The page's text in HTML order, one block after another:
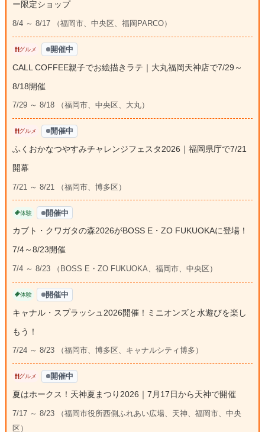
ー限定ショップ
8/4 ～ 8/17 （福岡市、中央区、福岡PARCO）
グルメ 開催中
CALL COFFEE親子でお絵描きラテ｜大丸福岡天神店で7/29～
8/18開催
7/29 ～ 8/18 （福岡市、中央区、大丸）
グルメ 開催中
ふくおかなつやすみチャレンジフェスタ2026｜福岡県庁で7/21
開幕
7/21 ～ 8/21 （福岡市、博多区）
体験 開催中
カブト・クワガタの森2026がBOSS E・ZO FUKUOKAに登場！
7/4～8/23開催
7/4 ～ 8/23 （BOSS E・ZO FUKUOKA、福岡市、中央区）
体験 開催中
キャナル・スプラッシュ2026開催！ミニオンズと水遊びを楽し
もう！
7/24 ～ 8/23 （福岡市、博多区、キャナルシティ博多）
グルメ 開催中
夏はホークス！天神夏まつり2026｜7月17日から天神で開催
7/17 ～ 8/23 （福岡市役所西側ふれあい広場、天神、福岡市、中央
区）